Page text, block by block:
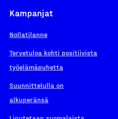
Kampanjat
Nollatilanne
Tervetuloa kohti positiivista
työelämäpuhetta
Suunnittelulla on
alkuperänsä